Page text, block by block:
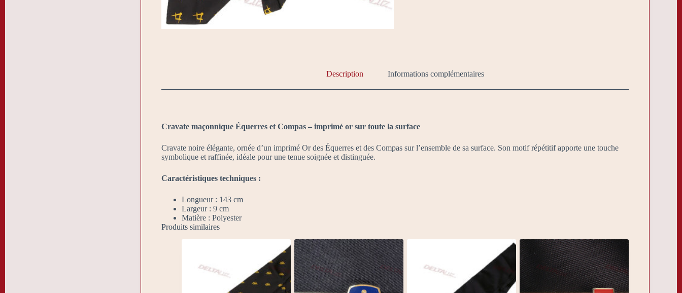
Description Informations complémentaires
Cravate maçonnique Équerres et Compas – imprimé or sur toute la surface
Cravate noire élégante, ornée d’un imprimé Or des Équerres et des Compas sur l’ensemble de sa surface. Son motif répétitif apporte une touche
symbolique et raffinée, idéale pour une tenue soignée et distinguée.
Caractéristiques techniques :
Longueur : 143 cm
Largeur : 9 cm
Matière : Polyester
Produits similaires